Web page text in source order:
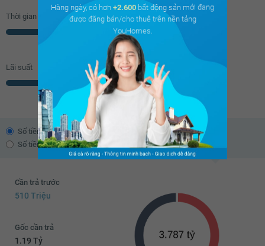
Thời gian vay
Lãi suất
Số tiền trả theo dư nợ giảm dần
Số tiền trả đều hàng tháng
Cần trả trước
510 Triệu
Gốc cần trả
1.19 Tỷ
Hàng ngày, có hơn +2.600 bất động sản mới đang
được đăng bán/cho thuê trên nền tảng
YouHomes.